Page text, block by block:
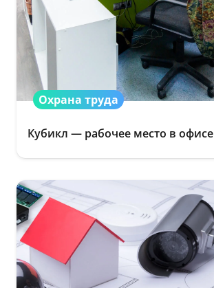
Охрана труда
Кубикл — рабочее место в офисе